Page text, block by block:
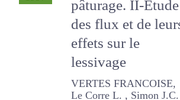
Les flux d'azote au
pâturage. II-Etude
des flux et de leurs
effets sur le
lessivage